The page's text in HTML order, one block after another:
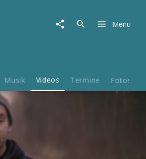
Menu
Musik Videos Termine Fotos